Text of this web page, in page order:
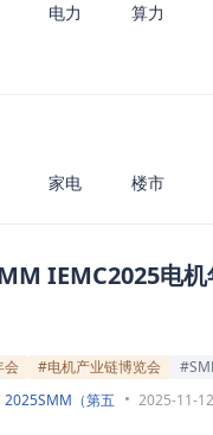
电力 算力
家电 楼市
IEMC2025电
会 #电机产业链博览会
2025SMM（第五 2025-11-12